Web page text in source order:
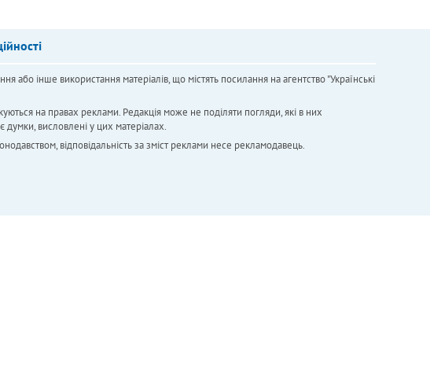
або інше використання матеріалів, що містять посилання на агентство "Українськi
на правах реклами. Редакція може не поділяти погляди, які в них
висловлені у цих матеріалах.
відповідальність за зміст реклами несе рекламодавець.